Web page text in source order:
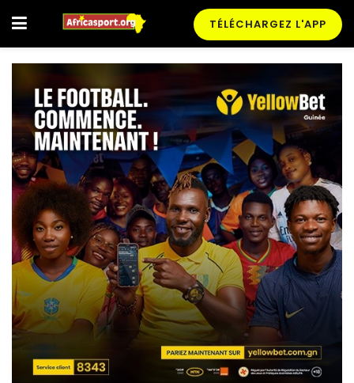
TÉLÉCHARGEZ L'APP